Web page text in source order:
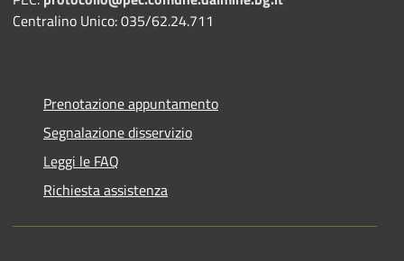
Centralino Unico: 035/62.24.711
Prenotazione appuntamento
Segnalazione disservizio
Leggi le FAQ
Richiesta assistenza